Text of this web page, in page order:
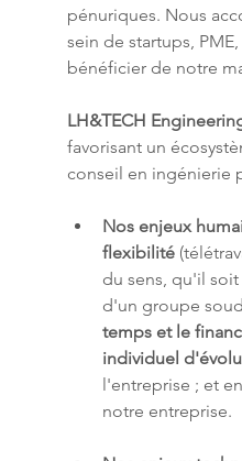
pénuriques. Nous
sein de startups,
bénéficier de notre
LH&TECH
favorisant un
conseil en ingénierie
Nos enjeux
flexibilité
du sens, qu'il
d'un groupe
temps et le
individuel
l'entreprise ; et
notre entreprise.